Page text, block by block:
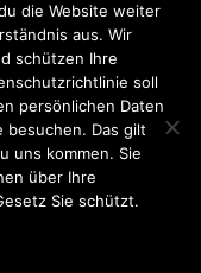
H-1 Hilfeleistung
Über uns
Bilder
byWordPress.
die Website weiter
aus. Wir
schützen Ihre
soll
persönlichen Daten
besuchen. Das gilt
uns kommen. Sie
über Ihre
Sie schützt.